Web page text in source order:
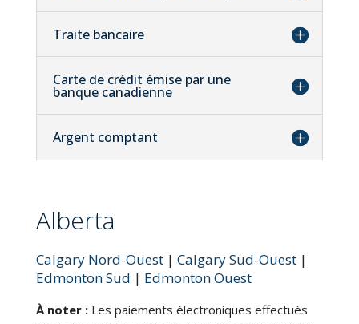
Traite bancaire
Carte de crédit émise par une
banque canadienne
Argent comptant
Alberta
Calgary Nord-Ouest| Calgary Sud-Ouest|
Edmonton Sud | Edmonton Ouest
À noter :Les paiements électroniques effectués